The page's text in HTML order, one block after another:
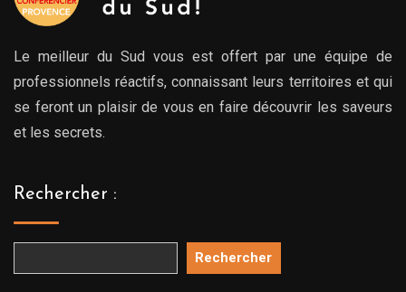
Le meilleur du Sud vous est offert par une équipe de
professionnels réactifs, connaissant leurs territoires et qui
se feront un plaisir de vous en faire découvrir les saveurs
et les secrets.
Rechercher :
Rechercher